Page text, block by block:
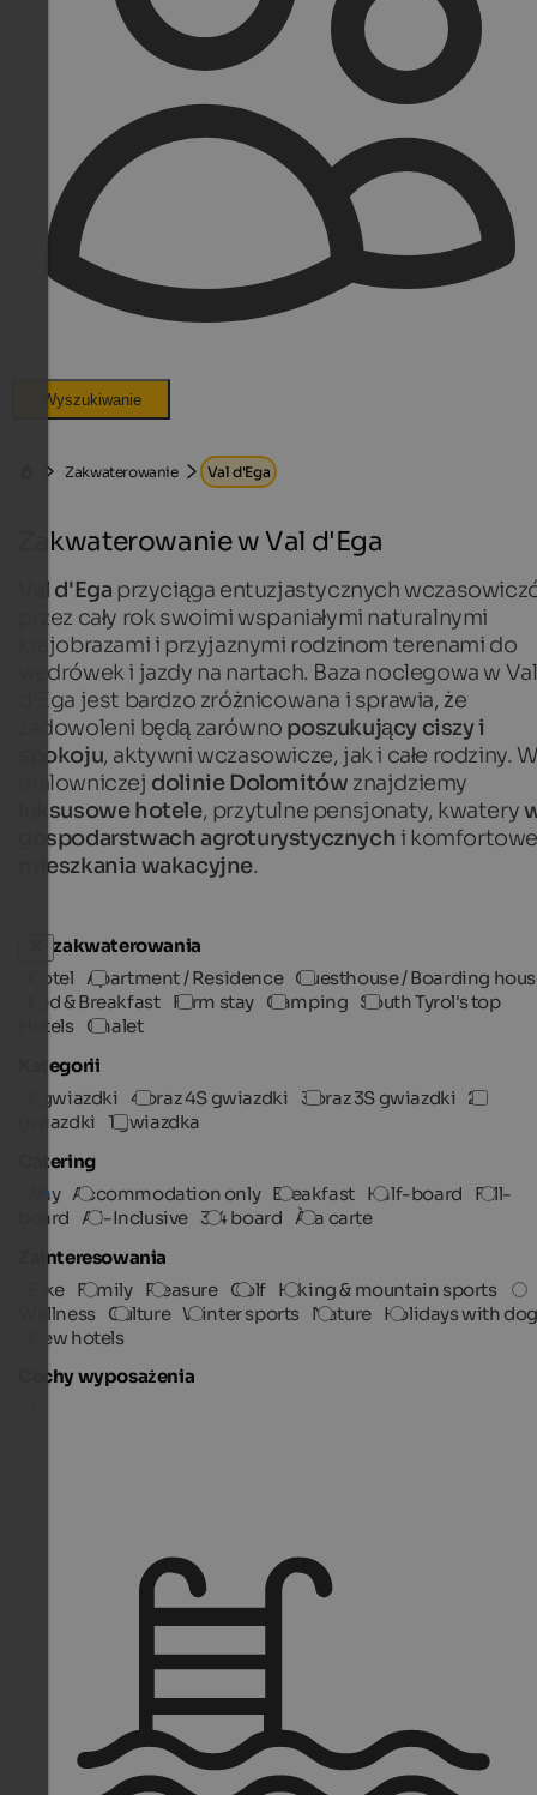
Wyszukiwanie
Zakwaterowanie Val d'Ega
Zakwaterowanie w Val d'Ega
Val d'Ega przyciąga entuzjastycznych
przez cały rok swoimi wspaniałymi naturalnymi
krajobrazami i przyjaznymi rodzinom terenami do
wędrówek i jazdy na nartach. Baza noclegowa w Val
d'Ega jest bardzo zróżnicowana i sprawia, że
zadowoleni będą zarówno poszukujący ciszy i
spokoju, aktywni wczasowicze, jak i całe rodziny.
malowniczej dolinie Dolomitów znajdziemy
luksusowe hotele, przytulne pensjonaty, kwatery
gospodarstwach agroturystycznych i
mieszkania wakacyjne.
Typ zakwaterowania
Hotel Apartment / Residence Guesthouse / Boarding
Bed & Breakfast Farm stay Camping South Tyrol's top
Hotels Chalet
Kategorii
5 gwiazdki 4 oraz 4S gwiazdki 3 oraz 3S gwiazdki 2
gwiazdki 1 gwiazdka
Catering
Any Accommodation only Breakfast Half-board
Full-
board All-Inclusive 3/4 board À la carte
Zainteresowania
Bike Family Pleasure Golf Hiking & mountain sports
Wellness Culture Winter sports Nature Holidays with
New hotels
Cechy wyposażenia